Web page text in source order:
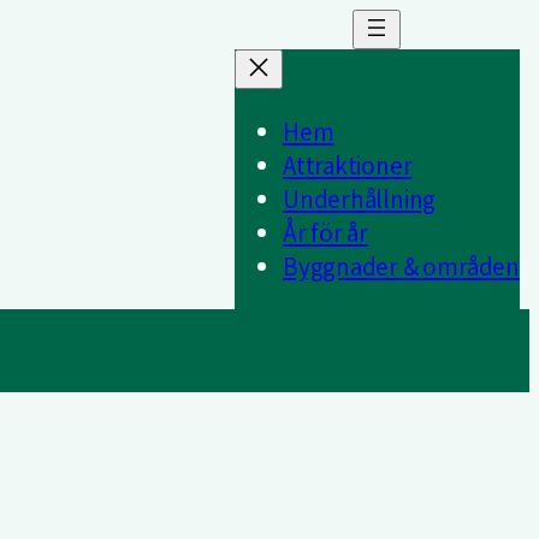
Hem
Attraktioner
Underhållning
År för år
Byggnader & områden